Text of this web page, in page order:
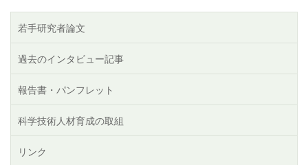
若手研究者論文
過去のインタビュー記事
報告書・パンフレット
科学技術人材育成の取組
リンク